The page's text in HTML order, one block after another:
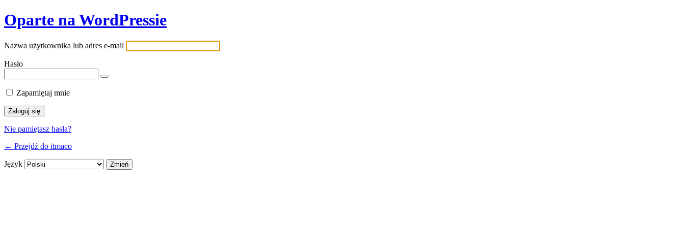
Oparte na WordPressie
Nazwa użytkownika lub adres e-mail
Hasło
Zapamiętaj mnie
Nie pamiętasz hasła?
← Przejdź do itmaco
Język